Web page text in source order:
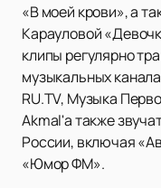
«В моей крови», а
Карауловой
клипы регулярно
музыкальных
RU.TV, Музыка
Akmal'а также
России, включая
«Юмор ФМ».